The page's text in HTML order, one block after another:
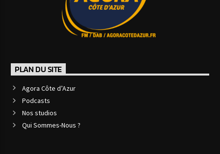
PLAN DU SITE
Agora Côte d’Azur
Podcasts
Nos studios
Qui Sommes-Nous ?